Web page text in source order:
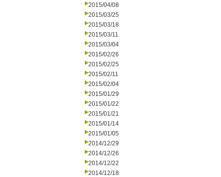
2015/04/08
2015/03/25
2015/03/18
2015/03/11
2015/03/04
2015/02/26
2015/02/25
2015/02/11
2015/02/04
2015/01/29
2015/01/22
2015/01/21
2015/01/14
2015/01/05
2014/12/29
2014/12/26
2014/12/22
2014/12/18